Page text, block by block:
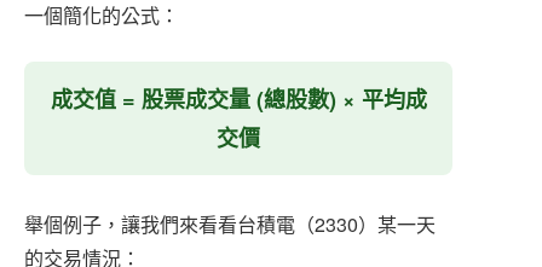
一個簡化的公式：
成交值 = 股票成交量 (總股數) × 平均成
交價
舉個例子，讓我們來看看台積電（2330）某一天
的交易情況：